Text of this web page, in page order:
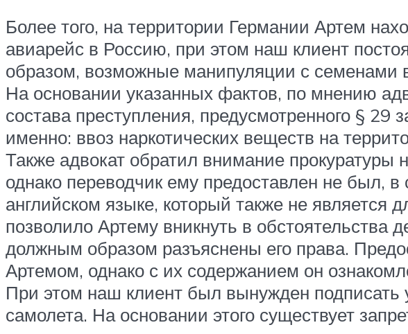
Более того, на территории Германии Артем
авиарейс в Россию, при этом наш клиент
образом, возможные манипуляции с
На основании указанных фактов, по мнению
состава преступления, предусмотренного § 29
именно: ввоз наркотических веществ на
Также адвокат обратил внимание
однако переводчик ему предоставлен не был,
английском языке, который также не
позволило Артему вникнуть в обстоятельства
должным образом разъяснены его права.
Артемом, однако с их содержанием он
При этом наш клиент был вынужден
самолета. На основании этого существует